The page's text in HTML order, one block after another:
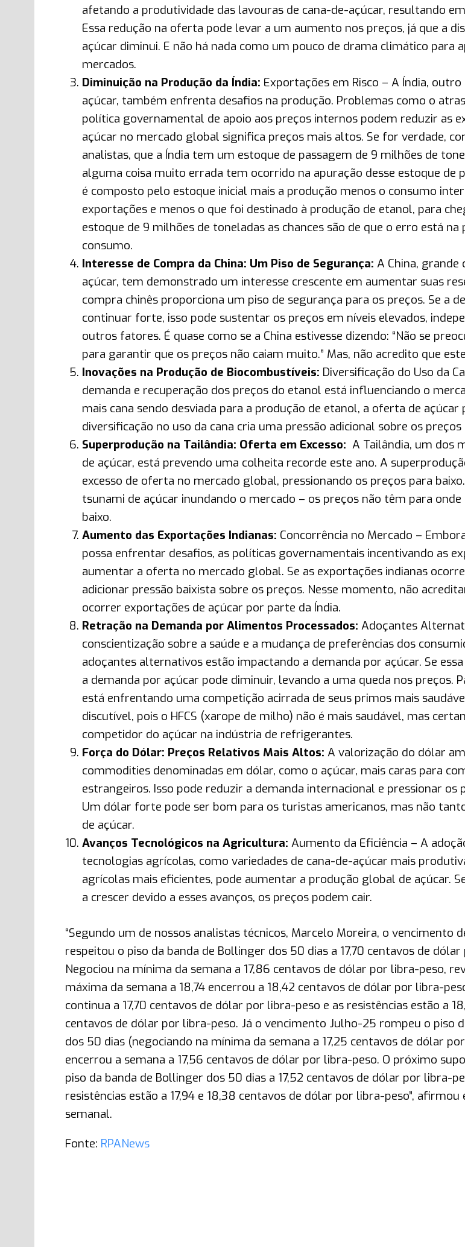
afetando a produtividade das lavouras de cana-de-açúcar, resultando
Essa redução na oferta pode levar a um aumento nos preços, já que a
açúcar diminui. E não há nada como um pouco de drama climático para
mercados.
Diminuição na Produção da Índia: Exportações em Risco – A Índia,
açúcar, também enfrenta desafios na produção. Problemas como o
política governamental de apoio aos preços internos podem reduzir as
açúcar no mercado global significa preços mais altos. Se for verdade,
analistas, que a Índia tem um estoque de passagem de 9 milhões de
alguma coisa muito errada tem ocorrido na apuração desse estoque de
é composto pelo estoque inicial mais a produção menos o consumo
exportações e menos o que foi destinado à produção de etanol, para
estoque de 9 milhões de toneladas as chances são de que o erro está na
consumo.
Interesse de Compra da China: Um Piso de Segurança: A China, grande
açúcar, tem demonstrado um interesse crescente em aumentar suas
compra chinês proporciona um piso de segurança para os preços. Se a
continuar forte, isso pode sustentar os preços em níveis elevados,
outros fatores. É quase como se a China estivesse dizendo: “Não se
para garantir que os preços não caiam muito.” Mas, não acredito que
Inovações na Produção de Biocombustíveis: Diversificação do Uso da
demanda e recuperação dos preços do etanol está influenciando o
mais cana sendo desviada para a produção de etanol, a oferta de açúcar
diversificação no uso da cana cria uma pressão adicional sobre os preços
Superprodução na Tailândia: Oferta em Excesso: A Tailândia, um dos
de açúcar, está prevendo uma colheita recorde este ano. A
excesso de oferta no mercado global, pressionando os preços para
tsunami de açúcar inundando o mercado – os preços não têm para onde
baixo.
Aumento das Exportações Indianas: Concorrência no Mercado –
possa enfrentar desafios, as políticas governamentais incentivando as
aumentar a oferta no mercado global. Se as exportações indianas
adicionar pressão baixista sobre os preços. Nesse momento, não
ocorrer exportações de açúcar por parte da Índia.
Retração na Demanda por Alimentos Processados: Adoçantes
conscientização sobre a saúde e a mudança de preferências dos
adoçantes alternativos estão impactando a demanda por açúcar. Se
a demanda por açúcar pode diminuir, levando a uma queda nos preços.
está enfrentando uma competição acirrada de seus primos mais
discutível, pois o HFCS (xarope de milho) não é mais saudável, mas
competidor do açúcar na indústria de refrigerantes.
Força do Dólar: Preços Relativos Mais Altos: A valorização do dólar
commodities denominadas em dólar, como o açúcar, mais caras para
estrangeiros. Isso pode reduzir a demanda internacional e pressionar os
Um dólar forte pode ser bom para os turistas americanos, mas não
de açúcar.
Avanços Tecnológicos na Agricultura: Aumento da Eficiência – A
tecnologias agrícolas, como variedades de cana-de-açúcar mais
agrícolas mais eficientes, pode aumentar a produção global de açúcar.
a crescer devido a esses avanços, os preços podem cair.
“Segundo um de nossos analistas técnicos, Marcelo Moreira, o vencimento
respeitou o piso da banda de Bollinger dos 50 dias a 17,70 centavos de
Negociou na mínima da semana a 17,86 centavos de dólar por libra-peso,
máxima da semana a 18,74 encerrou a 18,42 centavos de dólar por libra-
continua a 17,70 centavos de dólar por libra-peso e as resistências estão a
centavos de dólar por libra-peso. Já o vencimento Julho-25 rompeu o piso
dos 50 dias (negociando na mínima da semana a 17,25 centavos de dólar
encerrou a semana a 17,56 centavos de dólar por libra-peso. O próximo
piso da banda de Bollinger dos 50 dias a 17,52 centavos de dólar por libra-
resistências estão a 17,94 e 18,38 centavos de dólar por libra-peso”, afirmou
semanal.
Fonte: RPANews